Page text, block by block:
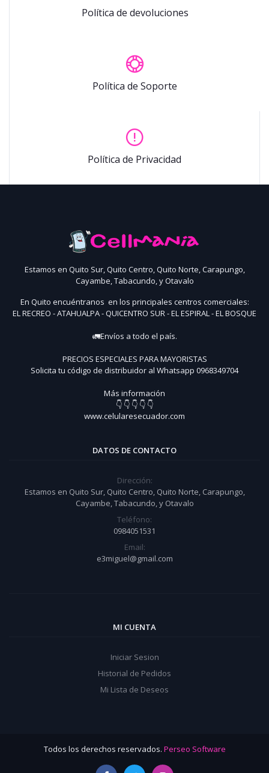
Política de devoluciones
Política de Soporte
Política de Privacidad
Estamos en Quito Sur, Quito Centro, Quito Norte, Carapungo,
Cayambe, Tabacundo, y Otavalo
En Quito encuéntranos en los principales centros comerciales:
EL RECREO - ATAHUALPA - QUICENTRO SUR - EL ESPIRAL - EL BOSQUE
🚛Envíos a todo el país.
PRECIOS ESPECIALES PARA MAYORISTAS
Solicita tu código de distribuidor al Whatsapp 0968349704
Más información
👇 👇 👇 👇 👇
www.celularesecuador.com
DATOS DE CONTACTO
Dirección:
Estamos en Quito Sur, Quito Centro, Quito Norte, Carapungo,
Cayambe, Tabacundo, y Otavalo
Teléfono:
0984051531
Email:
e3miguel@gmail.com
MI CUENTA
Iniciar Sesion
Historial de Pedidos
Mi Lista de Deseos
Todos los derechos reservados. Perseo Software